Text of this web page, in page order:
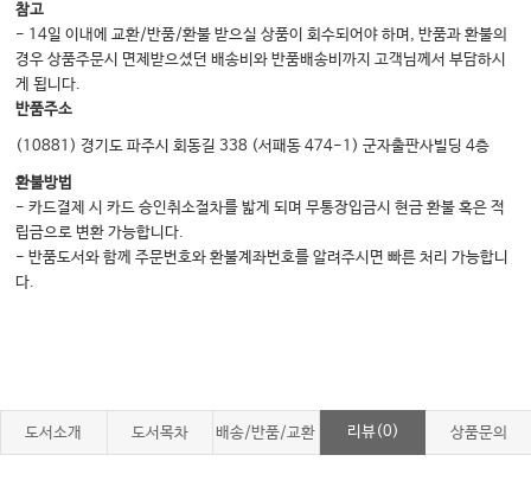
제48장 감염질환
제49장 성매개질환
제50장 악성 신생물
제51장 임신 중 중환자 관리
VIII. 윤리적, 법적 문제
제52장 산과영역에서의 윤리적, 법적 문제
참고
- 14일 이내에 교환/반품/환불 받으실 상품이 회수되어야 하며, 반품과 환불의
경우 상품주문시 면제받으셨던 배송비와 반품배송비까지 고객님께서 부담하시
게 됩니다.
반품주소
(10881) 경기도 파주시 회동길 338 (서패동 474-1) 군자출판사빌딩 4층
환불방법
- 카드결제 시 카드 승인취소절차를 밟게 되며 무통장입금시 현금 환불 혹은 적
립금으로 변환 가능합니다.
- 반품도서와 함께 주문번호와 환불계좌번호를 알려주시면 빠른 처리 가능합니
다.
도서소개 도서목차 배송/반품/교환 리뷰(0) 상품문의